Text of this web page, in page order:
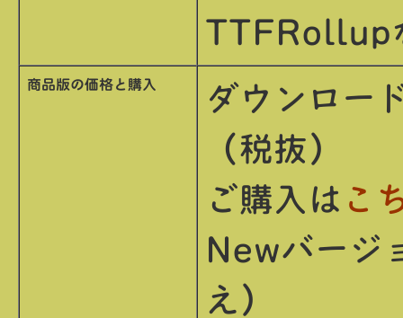
TTFRollup
商品版の価格と購入
ダウンロ
（税抜）
ご購入は こ
Newバージ
え）